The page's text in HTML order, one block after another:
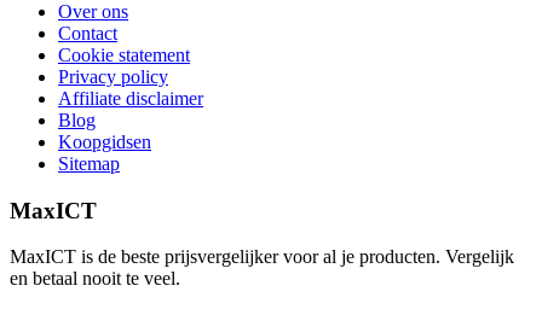
Over ons
Contact
Cookie statement
Privacy policy
Affiliate disclaimer
Blog
Koopgidsen
Sitemap
MaxICT
MaxICT is de beste prijsvergelijker voor al je producten. Vergelijk
en betaal nooit te veel.